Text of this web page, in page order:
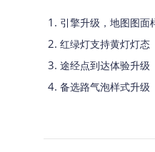
引擎升级，地图图面
红绿灯支持黄灯灯态
途经点到达体验升级
备选路气泡样式升级